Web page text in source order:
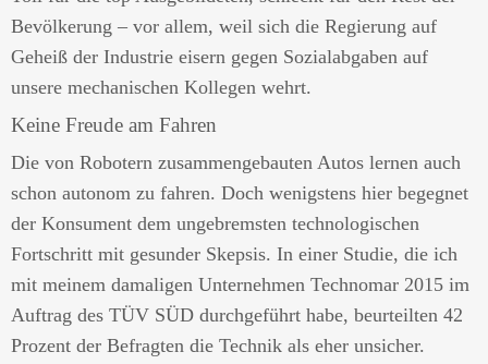
Bevölkerung – vor allem, weil sich die Regierung auf
Geheiß der Industrie eisern gegen Sozialabgaben auf
unsere mechanischen Kollegen wehrt.
Keine Freude am Fahren
Die von Robotern zusammengebauten Autos lernen auch
schon autonom zu fahren. Doch wenigstens hier begegnet
der Konsument dem ungebremsten technologischen
Fortschritt mit gesunder Skepsis. In einer Studie, die ich
mit meinem damaligen Unternehmen Technomar 2015 im
Auftrag des TÜV SÜD durchgeführt habe, beurteilten 42
Prozent der Befragten die Technik als eher unsicher.